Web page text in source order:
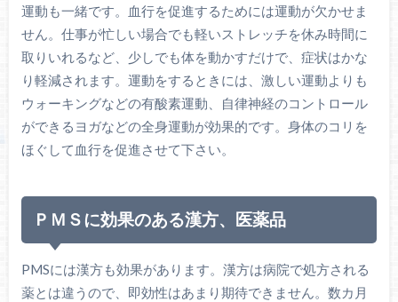
運動も一緒です。血行を促進するためには運動が欠かせま
せん。仕事が忙しい場合でも軽いストレッチを休み時間に
取りいれるなど、少しでも体を動かすだけで、症状はかな
り軽減されます。運動をするときには、激しい運動よりも
ウォーキングなどの有酸素運動、自律神経のコントロール
ができるヨガなどの全身運動が効果的です。身体のコリを
ほぐして血行を促進させて下さい。
ＰＭＳに効果のある漢方、医薬品
PMSには漢方も効果があります。漢方は病院で処方される
薬とは違うので、即効性はあまり期待できません。数カ月